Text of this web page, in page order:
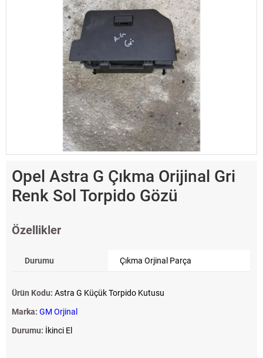
Opel Astra G Çıkma Orijinal Gri
Renk Sol Torpido Gözü
Özellikler
Durumu Çıkma Orjinal Parça
Ürün Kodu: Astra G Küçük Torpido Kutusu
Marka: GM Orjinal
Durumu: İkinci El